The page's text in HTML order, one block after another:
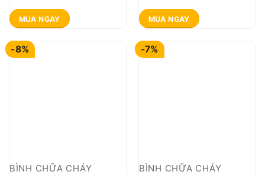
gốc
là:
918.000 ₫.
MUA NGAY
là:
MUA NGAY
-8%
BÌNH CHỮA CHÁY
-7%
BÌNH CHỮA CHÁY